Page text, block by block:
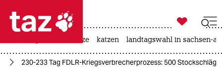
 taz zahl ich
taz zahl ich

taz zahl ich
hitze katzen landtagswahl in sachsen-
230-233 Tag FDLR-Kriegsverbrecherprozess: 500